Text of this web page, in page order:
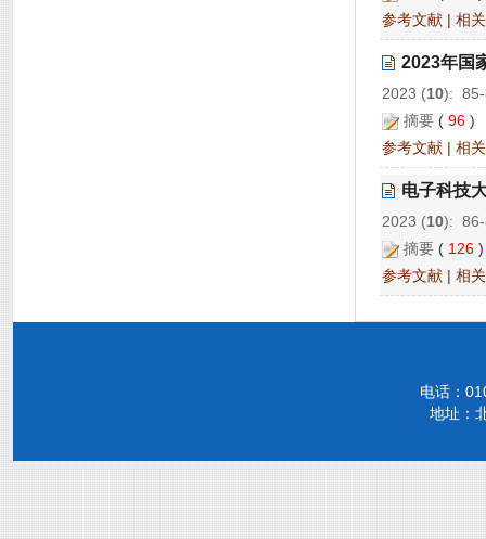
参考文献 | 相
2023年国
2023 (10):
摘要 ( 96
参考文献 | 相
电子科技
2023 (10):
摘要 ( 126
参考文献 | 相
电话：
地址：